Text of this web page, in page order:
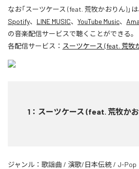
なお「スーツケース (feat. 荒牧かおりん)」は
Spotify、 LINE MUSIC、 YouTube Music、
の音楽配信サービスで聴くことができる。
各配信サービス： スーツケース (feat. 荒牧
1 ： スーツケース (feat. 荒牧か
ジャンル： 歌謡曲 / 演歌/日本伝統 / J-Pop